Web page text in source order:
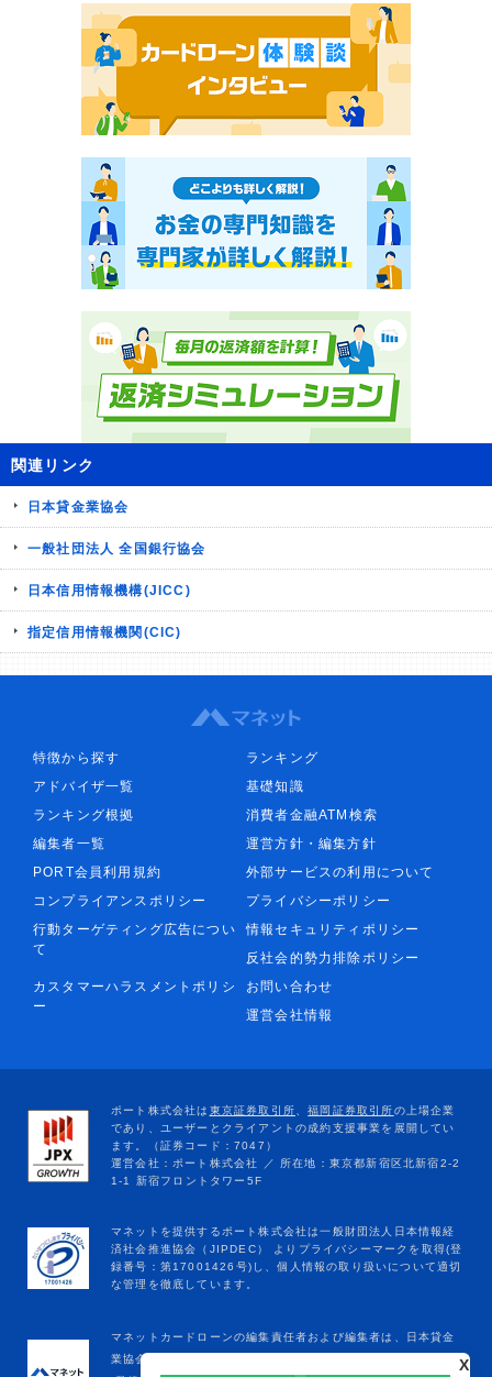
関連リンク
日本貸金業協会
一般社団法人 全国銀行協会
日本信用情報機構(JICC)
指定信用情報機関(CIC)
X
特徴から探す
ランキング
アドバイザ一覧
基礎知識
ランキング根拠
消費者金融ATM検索
編集者一覧
運営方針・編集方針
PORT会員利用規約
外部サービスの利用について
コンプライアンスポリシー
プライバシーポリシー
行動ターゲティング広告につい
て
情報セキュリティポリシー
反社会的勢力排除ポリシー
カスタマーハラスメントポリシ
ー
お問い合わせ
運営会社情報
マネットカードローンの編集責任者および編集者は、日本貸金
業協会の定める貸金業務取扱主任者登録を受けています。